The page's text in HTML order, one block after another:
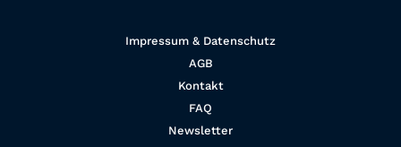
Impressum & Datenschutz
AGB
Kontakt
FAQ
Newsletter